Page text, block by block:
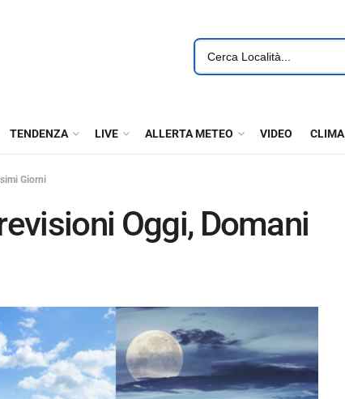
TENDENZA LIVE ALLERTA METEO VIDEO CLIMA
Giorni
Oggi, Domani